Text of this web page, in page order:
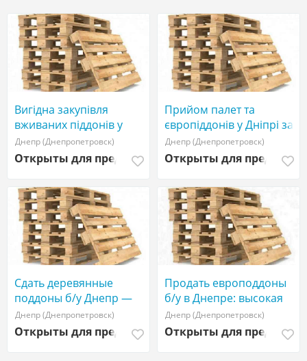
Вигідна закупівля
вживаних піддонів у
Дніпрі: розрахунок на
місці
Днепр (Днепропетровск)
Открыты для предложений
Прийом палет та
європіддонів у Дніпрі за
найкращими тарифами.
Днепр (Днепропетровск)
Открыты для
Сдать деревянные
поддоны б/у Днепр —
оптовый выкуп
поддонов.
Днепр (Днепропетровск)
Открыты для предложений
Продать европоддоны
б/у в Днепре: высокая
цена, быстрый вывоз.
Днепр (Днепропетровск)
Открыты для